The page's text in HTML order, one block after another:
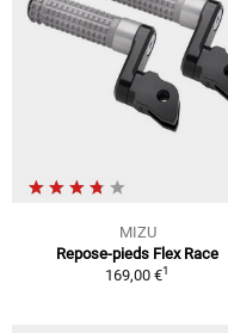
MIZU
Repose-pieds Flex Race
169,00 €1